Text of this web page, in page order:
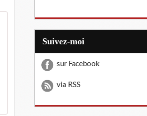
Suivez-moi
sur Facebook
via RSS